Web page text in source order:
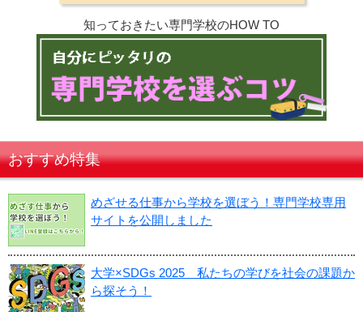
知っておきたい専門学校のHOW TO
おすすめ特集
めざせる仕事から学校を選ぼう！専門学校専用
サイトを公開しました
大学×SDGs 2025 私たちの学びを社会の課題か
ら探そう！